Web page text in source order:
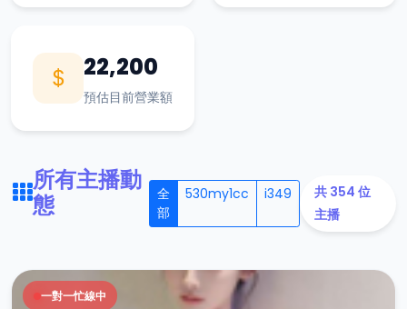
22,200
預估目前營業額
所有主播動
態
全
部
530my1cc i349
共 354 位
主播
一對一忙線中